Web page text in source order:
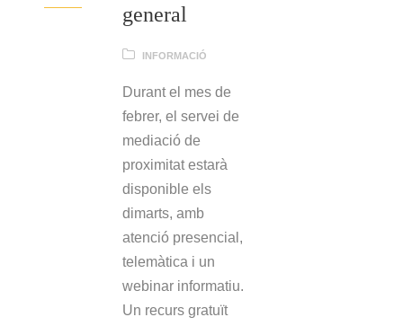
general
INFORMACIÓ
Durant el mes de
febrer, el servei de
mediació de
proximitat estarà
disponible els
dimarts, amb
atenció presencial,
telemàtica i un
webinar informatiu.
Un recurs gratuït